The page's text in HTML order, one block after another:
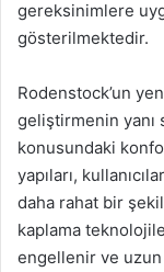
gereksinimlere
gösterilmektedir.
Rodenstock’un
geliştirmenin yanı
konusundaki
yapıları,
daha rahat bir
kaplama
engellenir ve uzun